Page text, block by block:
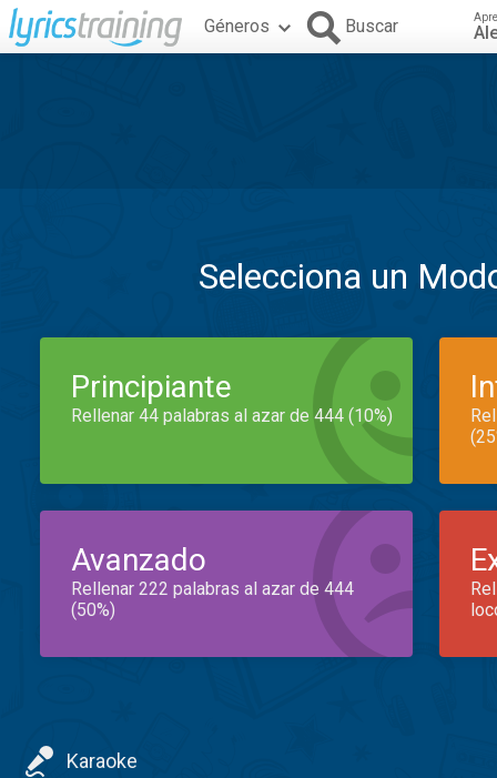
Géneros Buscar
Selecciona un
Principiante
Rellenar 44 palabras al azar de 444 (10%)
Avanzado
Rellenar 222 palabras al azar de 444
(50%)
Karaoke